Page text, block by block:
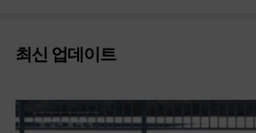
최신 업데이트